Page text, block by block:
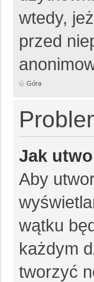
wtedy,
przed
Góra
Jak
Aby
wątku
każdym
tworzyć